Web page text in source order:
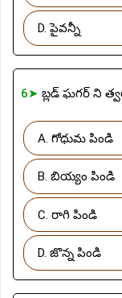
D. పైవన్నీ
6➤ బ్లడ్ ఘగర్ ని
A. గోధుమ పిండి
B. బియ్యం పిండి
C. రాగి పిండి
D. జొన్న పిండి